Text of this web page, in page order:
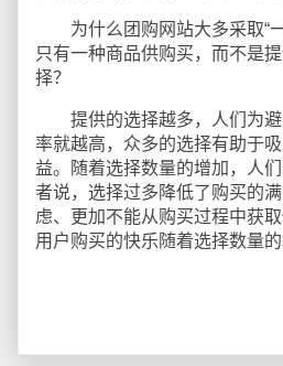
为什么团购网站大多采取“一
只有一种商品供购买，而不是
择？
提供的选择越多，人们为避
率就越高，众多的选择有助于
益。随着选择数量的增加，人
者说，选择过多降低了购买的
虑、更加不能从购买过程中获
用户购买的快乐随着选择数量的